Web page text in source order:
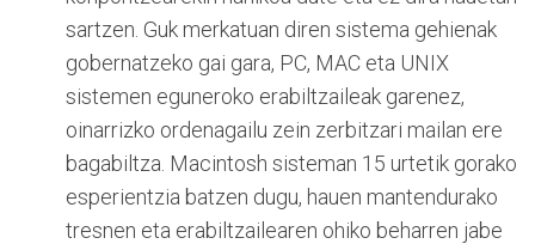
sartzen. Guk merkatuan diren sistema gehienak
gobernatzeko gai gara, PC, MAC eta UNIX
sistemen eguneroko erabiltzaileak garenez,
oinarrizko ordenagailu zein zerbitzari mailan ere
bagabiltza. Macintosh sisteman 15 urtetik gorako
esperientzia batzen dugu, hauen mantendurako
tresnen eta erabiltzailearen ohiko beharren jabe